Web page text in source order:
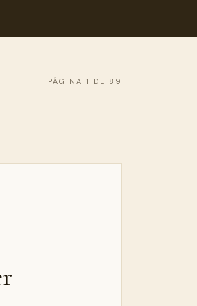
PÁGINA 1 DE 89